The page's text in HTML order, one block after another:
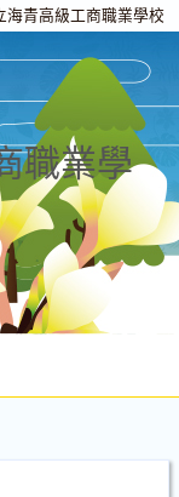
海青高級工商職業學校
職業學